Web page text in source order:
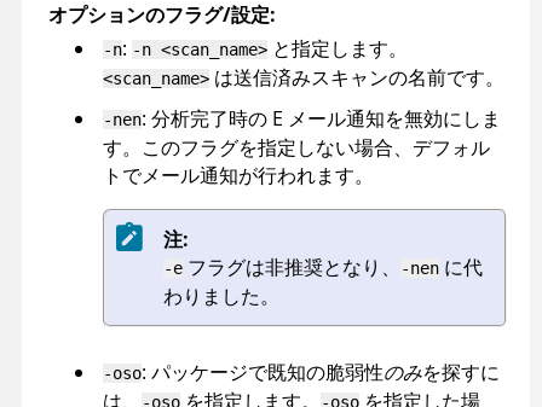
オプションのフラグ/設定:
-n: -n <scan_name> と指定します。
<scan_name> は送信済みスキャンの名前です。
-nen: 分析完了時の E メール通知を無効にしま
す。このフラグを指定しない場合、デフォル
トでメール通知が行われます。
注:
-e フラグは非推奨となり、 -nen に代
わりました。
-oso: パッケージで既知の脆弱性のみを探すに
は、
-oso を指定します。 -oso を指定した場